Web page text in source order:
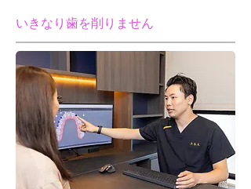
いきなり歯を削りません